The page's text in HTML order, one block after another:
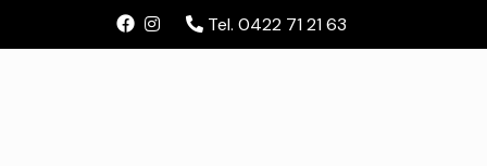
Tel. 0422 71 21 63